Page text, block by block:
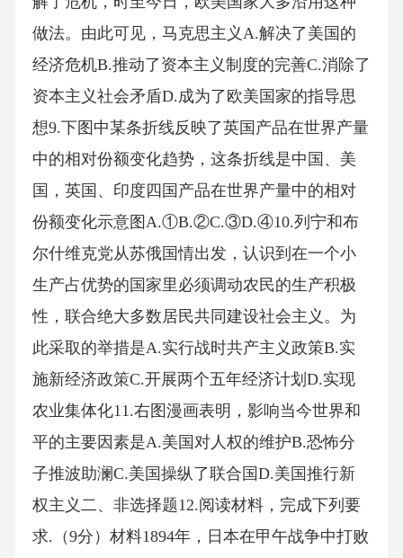
做法。由此可见，马克思主义A.解决了美国的
经济危机B.推动了资本主义制度的完善C.消除了
资本主义社会矛盾D.成为了欧美国家的指导思
想9.下图中某条折线反映了英国产品在世界产量
中的相对份额变化趋势，这条折线是中国、美
国，英国、印度四国产品在世界产量中的相对
份额变化示意图A.①B.②C.③D.④10.列宁和布
尔什维克党从苏俄国情出发，认识到在一个小
生产占优势的国家里必须调动农民的生产积极
性，联合绝大多数居民共同建设社会主义。为
此采取的举措是A.实行战时共产主义政策B.实
施新经济政策C.开展两个五年经济计划D.实现
农业集体化11.右图漫画表明，影响当今世界和
平的主要因素是A.美国对人权的维护B.恐怖分
子推波助澜C.美国操纵了联合国D.美国推行新
权主义二、非选择题12.阅读材料，完成下列要
求.（9分）材料1894年，日本在甲午战争中打败